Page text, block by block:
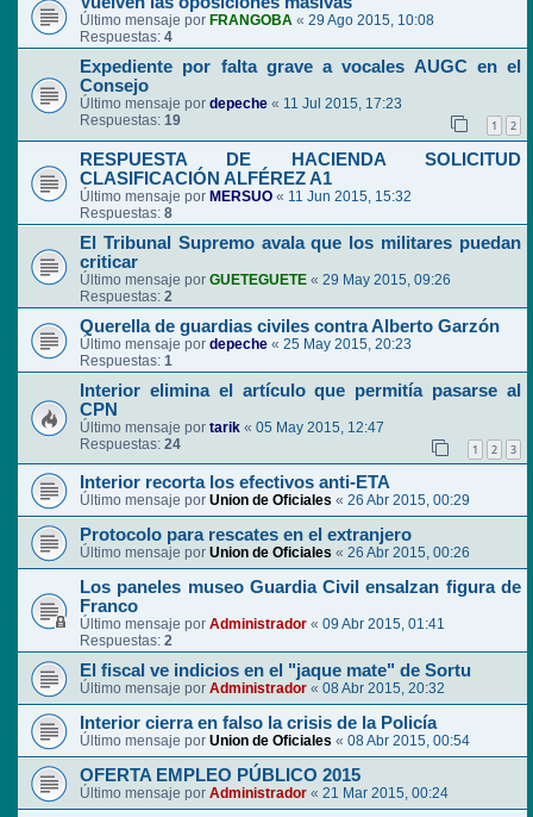
Último mensaje por FRANGOBA « 29 Ago 2015, 10:08
Respuestas: 4
Expediente por falta grave a vocales AUGC en el
Consejo
Último mensaje por depeche « 11 Jul 2015, 17:23
Respuestas: 19 1 2
RESPUESTA DE HACIENDA SOLICITUD
CLASIFICACIÓN ALFÉREZ A1
Último mensaje por MERSUO « 11 Jun 2015, 15:32
Respuestas: 8
El Tribunal Supremo avala que los militares puedan
criticar
Último mensaje por GUETEGUETE « 29 May 2015, 09:26
Respuestas: 2
Querella de guardias civiles contra Alberto Garzón
Último mensaje por depeche « 25 May 2015, 20:23
Respuestas: 1
Interior elimina el artículo que permitía pasarse al
CPN
Último mensaje por tarik « 05 May 2015, 12:47
Respuestas: 24 1 2 3
Interior recorta los efectivos anti-ETA
Último mensaje por Union de Oficiales « 26 Abr 2015, 00:29
Protocolo para rescates en el extranjero
Último mensaje por Union de Oficiales « 26 Abr 2015, 00:26
Los paneles museo Guardia Civil ensalzan figura de
Franco
Último mensaje por Administrador « 09 Abr 2015, 01:41
Respuestas: 2
El fiscal ve indicios en el "jaque mate" de Sortu
Último mensaje por Administrador « 08 Abr 2015, 20:32
Interior cierra en falso la crisis de la Policía
Último mensaje por Union de Oficiales « 08 Abr 2015, 00:54
OFERTA EMPLEO PÚBLICO 2015
Último mensaje por Administrador « 21 Mar 2015, 00:24